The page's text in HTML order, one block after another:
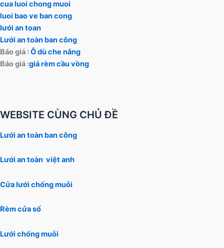
cua luoi chong muoi
luoi bao ve ban cong
lưới an toan
Lưới an toàn ban công
Báo giá :Ô dù che nắng
Báo giá :giá rèm cầu vồng
WEBSITE CÙNG CHỦ ĐỀ
Lưới an toàn ban công
Lưới an toàn việt anh
Cửa lưới chống muỗi
Rèm cửa sổ
Lưới chống muỗi